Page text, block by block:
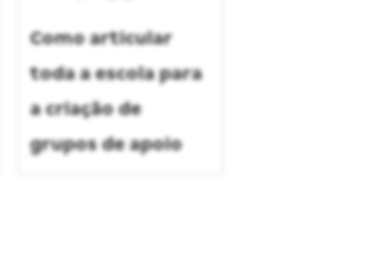
Como articular
toda a escola para
a criação de
grupos de apoio